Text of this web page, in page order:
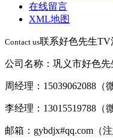
在线留言
XML地图
Contact us联系好色先生TV
公司名称：巩义市好色
周经理：15039062088（
李经理：13015519788（
邮箱：gybdjx#qq.com（注